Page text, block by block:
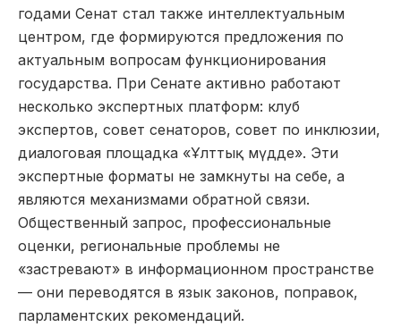
годами Сенат стал также интеллектуальным
центром, где формируются предложения по
актуальным вопросам функ­ционирования
государства. При Сенате активно работают
несколько экспертных платформ: клуб
экспертов, совет сенаторов, совет по инклюзии,
диалоговая площадка «Ұлттық мүдде». Эти
экспертные форматы не замкнуты на себе, а
являются механизмами обратной связи.
Общественный запрос, профессиональные
оценки, региональные проблемы не
«застревают» в информационном пространстве
— они переводятся в язык законов, поправок,
парламентских рекомендаций.